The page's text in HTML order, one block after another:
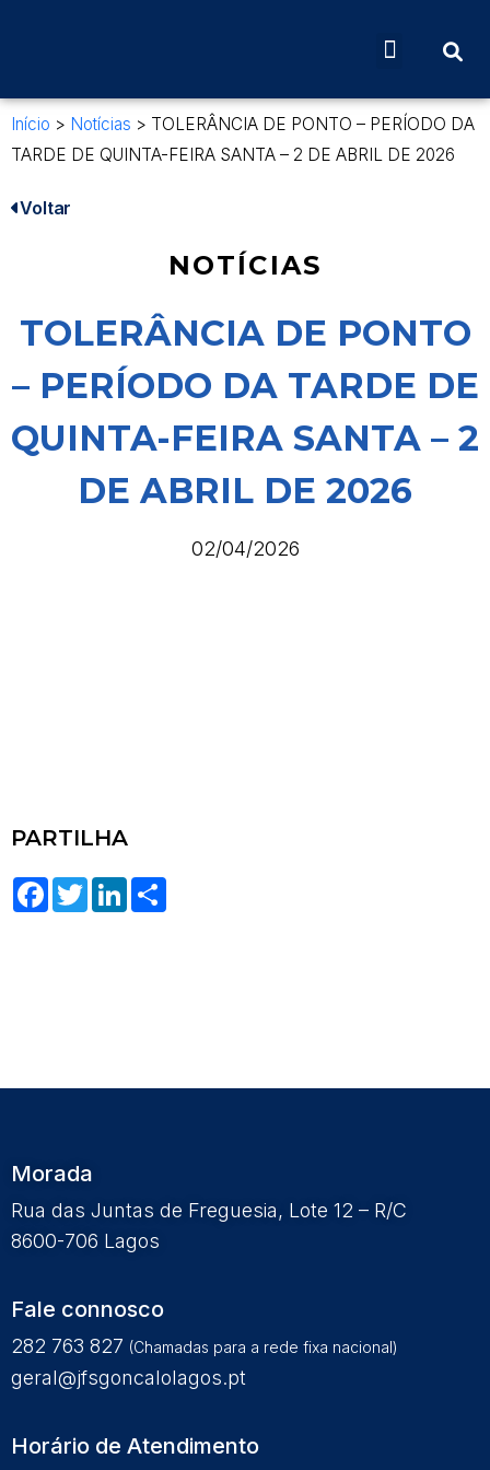
Início > Notícias > TOLERÂNCIA DE PONTO – PERÍODO DA
TARDE DE QUINTA-FEIRA SANTA – 2 DE ABRIL DE 2026
Voltar
NOTÍCIAS
TOLERÂNCIA DE PONTO
– PERÍODO DA TARDE DE
QUINTA-FEIRA SANTA – 2
DE ABRIL DE 2026
02/04/2026
PARTILHA
Facebook
TwitterLinkedIn
Morada
Rua das Juntas de Freguesia, Lote 12 – R/C
8600-706 Lagos
Fale connosco
282 763 827 (Chamadas para a rede fixa nacional)
geral@jfsgoncalolagos.pt
Horário de Atendimento